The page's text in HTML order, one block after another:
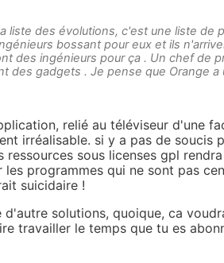
liste des évolutions, c'est une liste de
bossant pour eux et ils
des ingénieurs pour ça . Un chef de
des gadgets . Je pense que Orange a
relié au téléviseur d'une
irréalisable. si y a pas de soucis
sous licenses gpl
programmes qui ne sont pas
suicidaire !
solutions, quoique, ca
travailler le temps que tu es